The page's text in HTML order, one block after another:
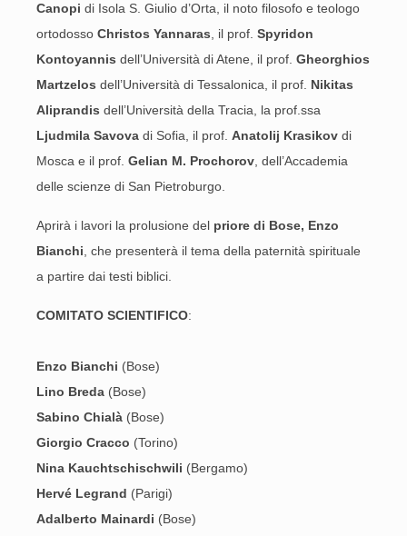
Canopi di Isola S. Giulio d’Orta, il noto filosofo e teologo
ortodosso Christos Yannaras , il prof. Spyridon
Kontoyannis dell’Università di Atene, il prof. Gheorghios
Martzelos dell’Università di Tessalonica, il prof. Nikitas
Aliprandis dell’Università della Tracia, la prof.ssa
Ljudmila Savova di Sofia, il prof. Anatolij Krasikov di
Mosca e il prof. Gelian M. Prochorov , dell’Accademia
delle scienze di San Pietroburgo.
Aprirà i lavori la prolusione del priore di Bose, Enzo
Bianchi , che presenterà il tema della paternità spirituale
a partire dai testi biblici.
COMITATO SCIENTIFICO:
Enzo Bianchi (Bose)
Lino Breda (Bose)
Sabino Chialà (Bose)
Giorgio Cracco (Torino)
Nina Kauchtschischwili (Bergamo)
Hervé Legrand (Parigi)
Adalberto Mainardi (Bose)